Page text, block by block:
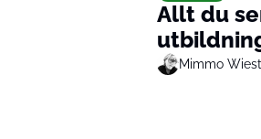
Allt du
Mimmo